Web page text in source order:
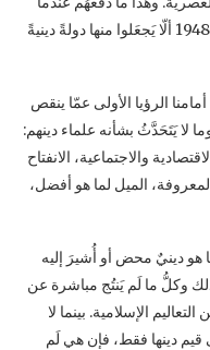
أسسوا دولتهم فوق أرض الفلسطينيين في 1948 ألّا يَجعَلوا منها دولةً دينيةً
الرؤيا الأولى عمّا ينقص
لا يَتَحَدَّثُ بشأنه علماء دينهم:
والاجتماعية، الانفتاح
الميل لما هو أفضل،
هو دينيٌ محض أو أُشيرَ إليه
وكلُّ ما لَم يَنتُج مباشرة عن
الإسلامية. بينما لا
دينها فقط، فإن هي لَم